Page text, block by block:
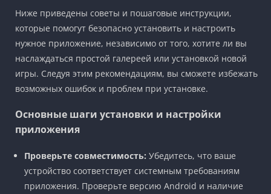
Ниже приведены советы и пошаговые инструкции,
которые помогут безопасно установить и настроить
нужное приложение, независимо от того, хотите ли вы
наслаждаться простой галереей или установкой новой
игры. Следуя этим рекомендациям, вы сможете избежать
возможных ошибок и проблем при установке.
Основные шаги установки и настройки
приложения
Проверьте совместимость: Убедитесь, что ваше
устройство соответствует системным требованиям
приложения. Проверьте версию Android и наличие